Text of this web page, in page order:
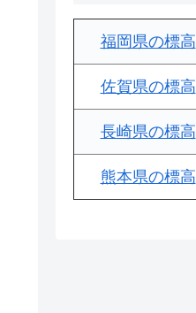
福岡県の標高
佐賀県の標高
長崎県の標高
熊本県の標高